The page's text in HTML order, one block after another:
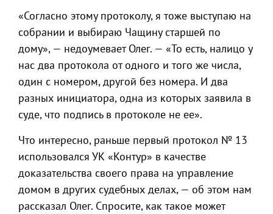
«Согласно этому протоколу, я тоже выступаю на
собрании и выбираю Чащину старшей по
дому», — недоумевает Олег. — «То есть, налицо у
нас два протокола от одного и того же числа,
один с номером, другой без номера. И два
разных инициатора, одна из которых заявила в
суде, что подпись в протоколе не ее».
Что интересно, раньше первый протокол № 13
использовался УК «Контур» в качестве
доказательства своего права на управление
домом в других судебных делах, — об этом нам
рассказал Олег. Спросите, как такое может